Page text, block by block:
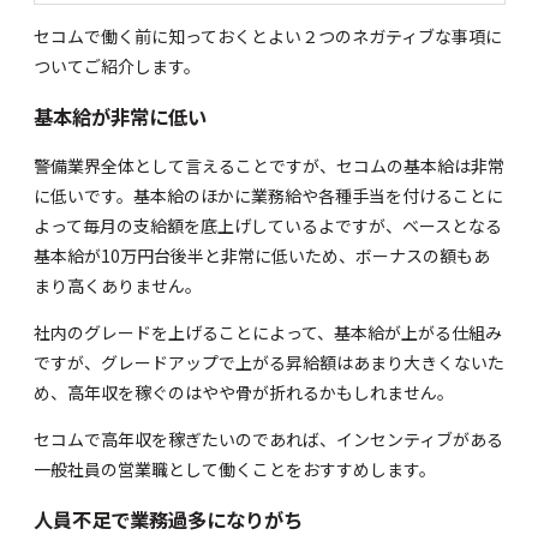
セコムで働く前に知っておくとよい２つのネガティブな事項に
ついてご紹介します。
基本給が非常に低い
警備業界全体として言えることですが、セコムの基本給は非常
に低いです。基本給のほかに業務給や各種手当を付けることに
よって毎月の支給額を底上げしているよですが、ベースとなる
基本給が10万円台後半と非常に低いため、ボーナスの額もあ
まり高くありません。
社内のグレードを上げることによって、基本給が上がる仕組み
ですが、グレードアップで上がる昇給額はあまり大きくないた
め、高年収を稼ぐのはやや骨が折れるかもしれません。
セコムで高年収を稼ぎたいのであれば、インセンティブがある
一般社員の営業職として働くことをおすすめします。
人員不足で業務過多になりがち